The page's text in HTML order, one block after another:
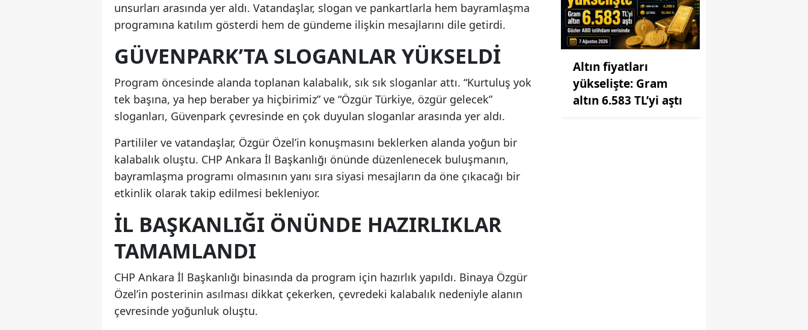
unsurları arasında yer aldı. Vatandaşlar, slogan ve pankartlarla hem bayramlaşma
programına katılım gösterdi hem de gündeme ilişkin mesajlarını dile getirdi.
GÜVENPARK’TA SLOGANLAR YÜKSELDI
Program öncesinde alanda toplanan kalabalık, sık sık sloganlar attı. “Kurtuluş yok
tek başına, ya hep beraber ya hiçbirimiz” ve “Özgür Türkiye, özgür gelecek”
sloganları, Güvenpark çevresinde en çok duyulan sloganlar arasında yer aldı.
Partililer ve vatandaşlar, Özgür Özel’in konuşmasını beklerken alanda yoğun bir
kalabalık oluştu. CHP Ankara İl Başkanlığı önünde düzenlenecek buluşmanın,
bayramlaşma programı olmasının yanı sıra siyasi mesajların da öne çıkacağı bir
etkinlik olarak takip edilmesi bekleniyor.
İL BAŞKANLIĞI ÖNÜNDE HAZIRLIKLAR
TAMAMLANDI
CHP Ankara İl Başkanlığı binasında da program için hazırlık yapıldı. Binaya Özgür
Özel’in posterinin asılması dikkat çekerken, çevredeki kalabalık nedeniyle alanın
çevresinde yoğunluk oluştu.
Altın fiyatları
yükselişte: Gram
altın 6.583 TL’yi aştı